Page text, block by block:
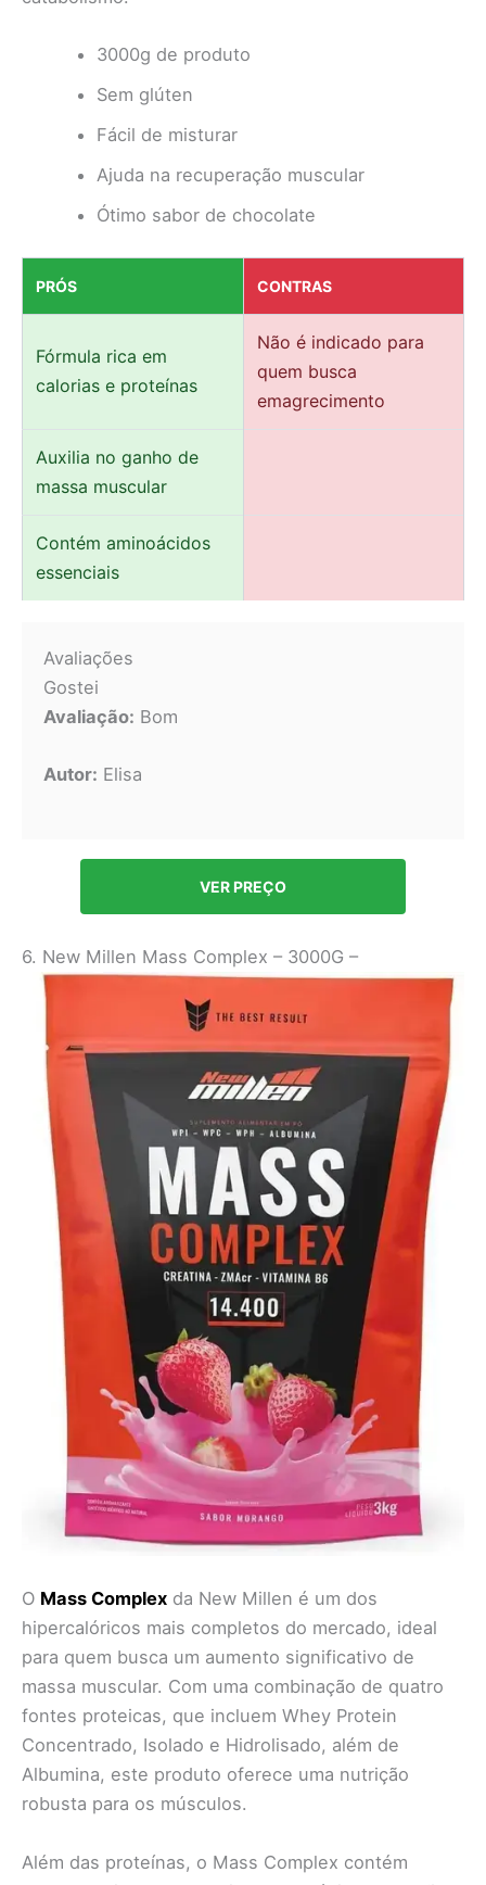
3000g de produto
Sem glúten
Fácil de misturar
Ajuda na recuperação muscular
Ótimo sabor de chocolate
PRÓS CONTRAS
Fórmula rica em
calorias e proteínas
Não é indicado para
quem busca
emagrecimento
Auxilia no ganho de
massa muscular
Contém aminoácidos
essenciais
Avaliações
Gostei
Avaliação: Bom
Autor: Elisa
VER PREÇO
6. New Millen Mass Complex – 3000G –
O Mass Complex da New Millen é um dos
hipercalóricos mais completos do mercado, ideal
para quem busca um aumento significativo de
massa muscular. Com uma combinação de quatro
fontes proteicas, que incluem Whey Protein
Concentrado, Isolado e Hidrolisado, além de
Albumina, este produto oferece uma nutrição
robusta para os músculos.
Além das proteínas, o Mass Complex contém